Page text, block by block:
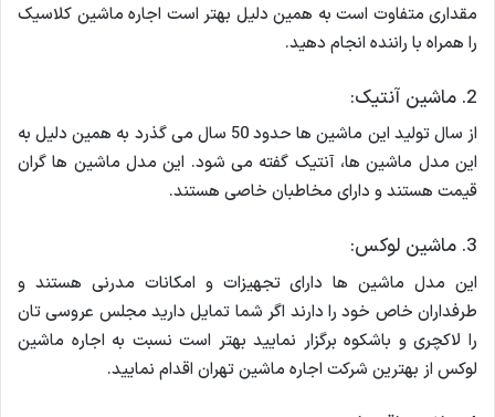
مقداری متفاوت است به همین دلیل بهتر است اجاره ماشین کلاسیک
را همراه با راننده انجام دهید.
2. ماشین آنتیک:
از سال تولید این ماشین ها حدود 50 سال می گذرد به همین دلیل به
این مدل ماشین ها، آنتیک گفته می شود. این مدل ماشین ها گران
قیمت هستند و دارای مخاطبان خاصی هستند.
3. ماشین لوکس:
این مدل ماشین ها دارای تجهیزات و امکانات مدرنی هستند و
طرفداران خاص خود را دارند اگر شما تمایل دارید مجلس عروسی تان
را لاکچری و باشکوه برگزار نمایید بهتر است نسبت به اجاره ماشین
لوکس از بهترین شرکت اجاره ماشین تهران اقدام نمایید.